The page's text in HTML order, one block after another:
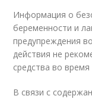
Информация о
беременности и
предупреждения
действия не
средства во
В связи с